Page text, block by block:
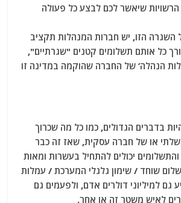
שיאשר לכם לבצע כל פעולה
השגרה הזו, יש חברות המנהלות תקציב
כל אותם תשלומים קטנים "שגרתיים",
הנהלה’ של החברה שהוקמה במדינה זו
בדברים הגדולים, כמו כל מה שכרוך
או של חברה עסקית, שאז זה כבר
יכולים להתחיל בעשרות ומאות
שוחד / שימון גלגלי המערכת / עמלות
גם למיליוני דולרים אדם, ולפעמים גם
לאיש משטר זה או אחר.